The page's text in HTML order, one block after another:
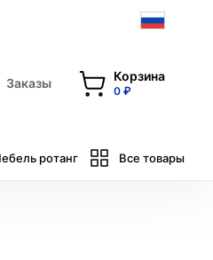
Заказы Корзина
0 ₽
ротанг Все товары